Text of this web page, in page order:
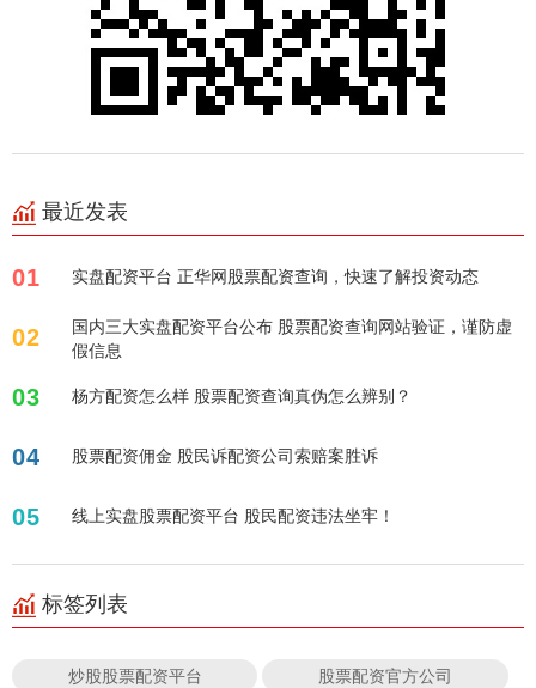
最近发表
01 实盘配资平台 正华网股票配资查询，快速了解投资动态
02
国内三大实盘配资平台公布 股票配资查询网站验证，谨防虚
假信息
03 杨方配资怎么样 股票配资查询真伪怎么辨别？
04 股票配资佣金 股民诉配资公司索赔案胜诉
05 线上实盘股票配资平台 股民配资违法坐牢！
标签列表
炒股股票配资平台 股票配资官方公司